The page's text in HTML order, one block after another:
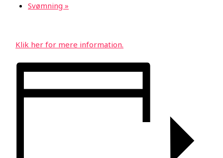
Svømning»
Klik her for mere information.